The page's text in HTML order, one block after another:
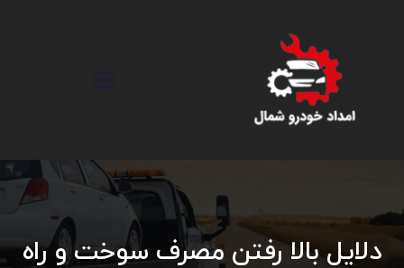
دلایل بالا رفتن مصرف سوخت و راه‌